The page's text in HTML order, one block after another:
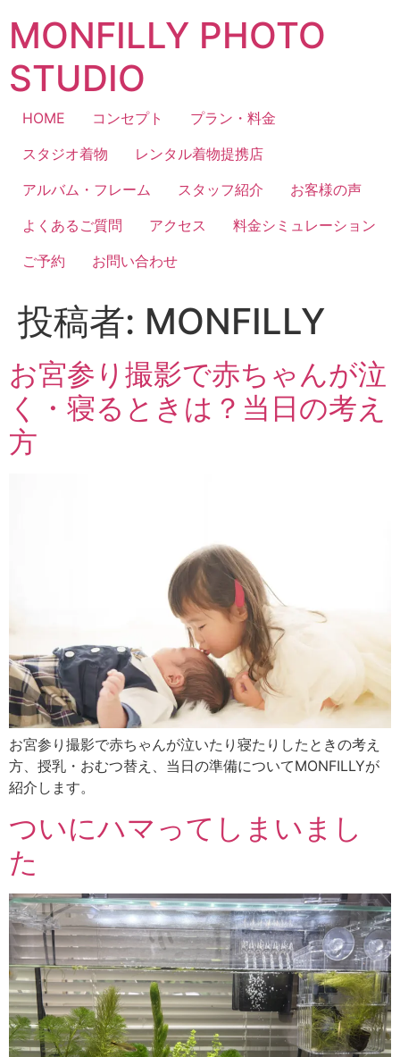
テ
ン
MONFILLY PHOTO
STUDIO
HOME コンセプト
プラン・料金
スタジオ着物
レンタル着物提携店
アルバム・フレーム
スタッフ紹介
お客様の声
よくあるご質問
アクセス
料金シミュレーション
ご予約
お問い合わせ
投稿者: MONFILLY
お宮参り撮影で赤ちゃんが泣
く・寝るときは？当日の考え
方
お宮参り撮影で赤ちゃんが泣いたり寝たりしたときの考え
方、授乳・おむつ替え、当日の準備についてMONFILLYが
紹介します。
ついにハマってしまいまし
た